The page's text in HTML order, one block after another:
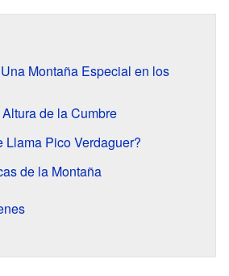
Montaña Especial en los
de la Cumbre
Llama Pico Verdaguer?
de la Montaña